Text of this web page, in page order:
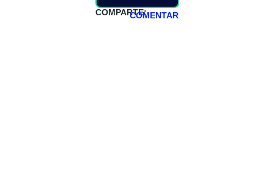
COMPARTE:COMENTAR